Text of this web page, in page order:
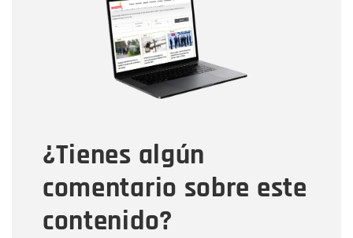
¿Tienes algún
comentario sobre este
contenido?
Correo electrónico
Tipo de comentario
Mensaje